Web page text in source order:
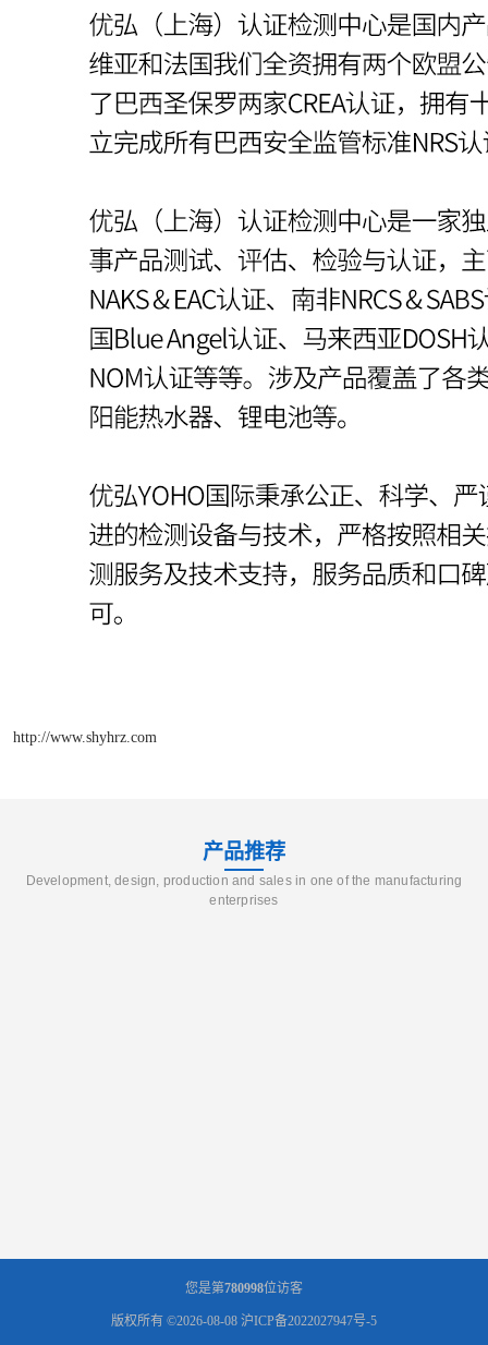
http://www.shyhrz.com
产品推荐
Development, design, production and sales in one of the manufacturing
enterprises
您是第780998位访客
版权所有 ©2026-08-08 沪ICP备2022027947号-5